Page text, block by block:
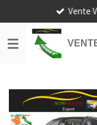
au
contenu
principal
Vente